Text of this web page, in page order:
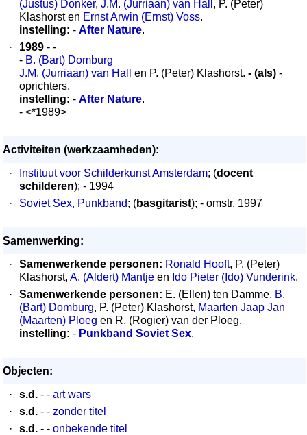
(Justus) Donker, J.M. (Jurriaan) van Hall , P. (Peter)
Klashorst en Ernst Arwin (Ernst) Voss.
instelling: - After Nature.
·
1989 - -
- B. (Bart) Domburg
J.M. (Jurriaan) van Hall
en P. (Peter) Klashorst. - (als) -
oprichters.
instelling: - After Nature.
- <*1989>
Activiteiten (werkzaamheden):
·
Instituut voor Schilderkunst Amsterdam; (docent
schilderen); - 1994
·
Soviet Sex, Punkband; (basgitarist); - omstr. 1997
Samenwerking:
·
Samenwerkende personen: Ronald Hooft, P. (Peter)
Klashorst, A. (Aldert) Mantje en Ido Pieter (Ido) Vunderink.
·
Samenwerkende personen: E. (Ellen) ten Damme, B.
(Bart) Domburg, P. (Peter) Klashorst, Maarten Jaap Jan
(Maarten) Ploeg en R. (Rogier) van der Ploeg.
instelling: - Punkband Soviet Sex.
Objecten:
·
s.d. - - art wars
·
s.d. - - zonder titel
·
s.d. - - onbekende titel